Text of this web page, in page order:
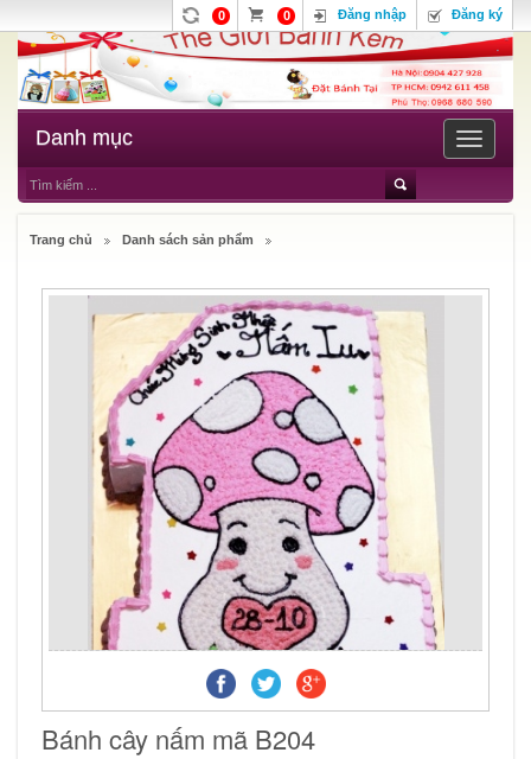
0 0 Đăng nhập Đăng ký
Toggle
Danh mục
Trang chủ Danh sách sản phẩm
Bánh cây nấm mã B204